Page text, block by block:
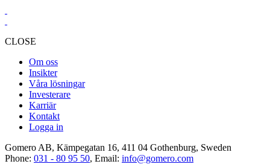
CLOSE
Om oss
Insikter
Våra lösningar
Investerare
Karriär
Kontakt
Logga in
Gomero AB, Kämpegatan 16, 411 04 Gothenburg, Sweden
Phone: 031 - 80 95 50, Email: info@gomero.com